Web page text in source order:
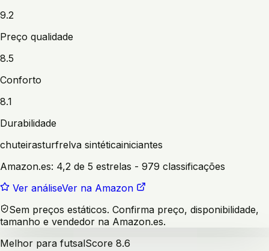
9.2
Preço qualidade
8.5
Conforto
8.1
Durabilidade
chuteirasturfrelva sintéticainiciantes
Amazon.es: 4,2 de 5 estrelas - 979 classificações
Ver análiseVer na Amazon
Sem preços estáticos. Confirma preço, disponibilidade,
tamanho e vendedor na Amazon.es.
Melhor para futsalScore 8.6